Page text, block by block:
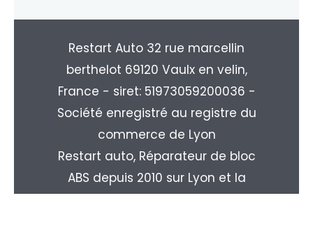
Restart Auto 32 rue marcellin
berthelot 69120 Vaulx en velin,
France - siret: 51973059200036 -
Société enregistré au registre du
commerce de Lyon
Restart auto, Réparateur de bloc
ABS depuis 2010 sur Lyon et la
région Rhone-alpes. Livraison